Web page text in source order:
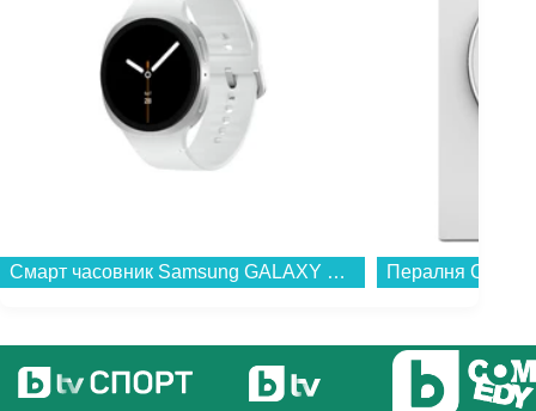
Смарт часовник Samsung GALAXY WATCH 8 44mm SILVER SM-L330NZSA , 1.47 , 2 , 32 , 37.30 , Exynos W1000...